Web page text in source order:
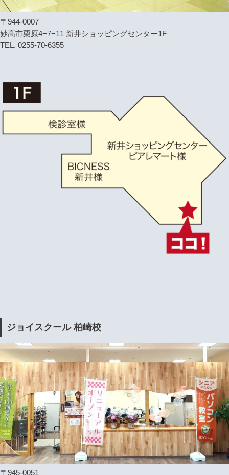
〒944-0007
妙高市栗原4−7−11 新井ショッピングセンター1F
TEL. 0255-70-6355
ジョイスクール 柏崎校
〒945-0051